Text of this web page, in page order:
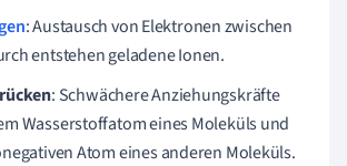
: Austausch von Elektronen zwischen
entstehen geladene Ionen.
: Schwächere Anziehungskräfte
Wasserstoffatom eines Moleküls und
Atom eines anderen Moleküls.